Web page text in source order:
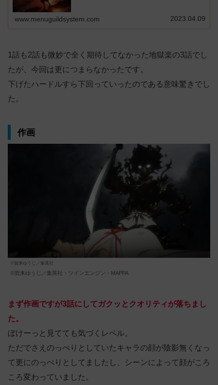
www.menuguildsystem.com 2023.04.09
1話も2話も微妙で全く期待してなかった地獄楽の3話でし
たが、今回は更につまらなかったです。
下げたハードルすら下回っていったのである意味驚きでし
た。
作画
©賀来ゆうじ／集英社
©賀来ゆうじ／集英社・ツインエンジン・MAPPA
まず作画ですが3話にしてガクッとクオリティが落ちまし
た。
ぼけーっと見てても気づくレベル。
ただでさえのっぺりとしていたキャラの顔が陰影無くなっ
て更にのっぺりとしてましたし、シーンによって顔がころ
ころ変わっていました。